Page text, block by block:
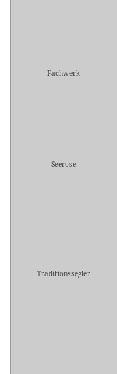
Fachwerk
Seerose
Traditionssegler